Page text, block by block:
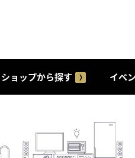
ショップから探す イベ